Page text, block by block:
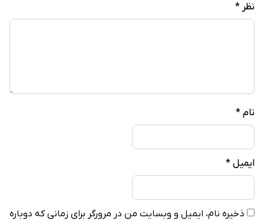
نظر *
نام *
ایمیل *
ذخیره نام، ایمیل و وبسایت من در مرورگر برای زمانی که دوباره